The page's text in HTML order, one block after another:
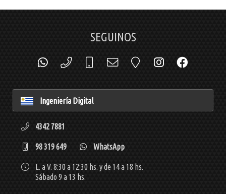
SEGUINOS
Ingeniería Digital
4342 7881
98 319 649 WhatsApp
L. a V. 8:30 a 12:30 hs. y de 14 a 18 hs.
Sábado 9 a 13 hs.